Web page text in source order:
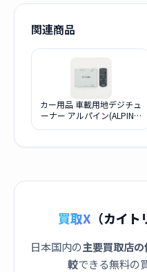
関連商品
カー用品 車載用地デジチュ
ーナー アルパイン(ALPINE)
買取X （カイ
日本国内の主要買取店
較できる無料の